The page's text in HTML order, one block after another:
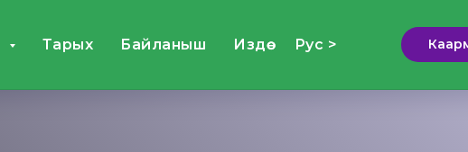
Тарых Байланыш Издөө Рус >